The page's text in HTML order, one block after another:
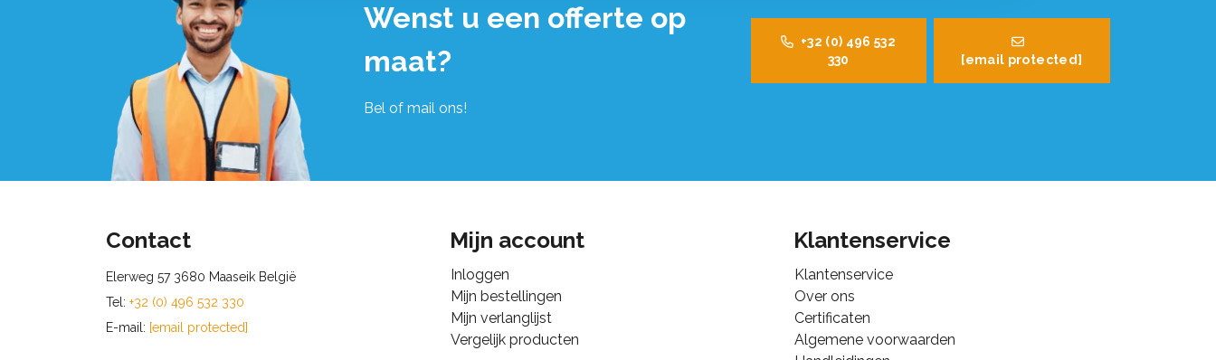
Wenst u een offerte op
maat?
Bel of mail ons!
+32 (0) 496 532
330
[email protected]
Contact
Elerweg 57 3680 Maaseik België
Tel: +32 (0) 496 532 330
E-mail: [email protected]
Mijn account
Inloggen
Mijn bestellingen
Mijn verlanglijst
Vergelijk producten
Klantenservice
Klantenservice
Over ons
Certificaten
Algemene voorwaarden